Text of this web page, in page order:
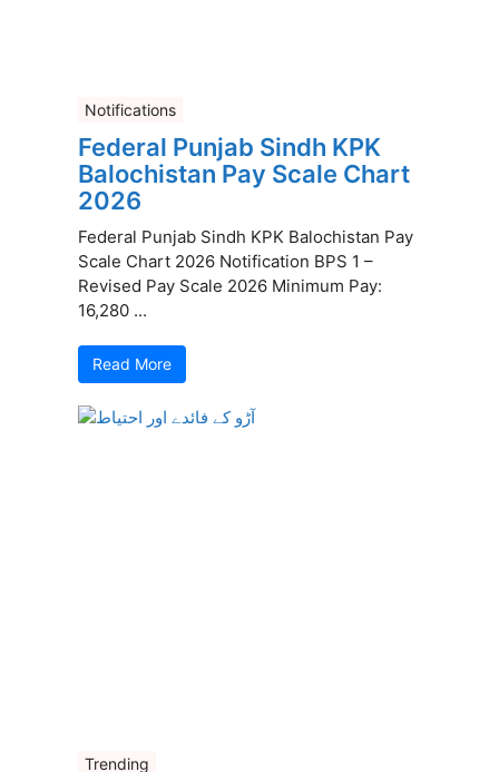
Notifications
Federal Punjab Sindh KPK
Balochistan Pay Scale Chart
2026
Federal Punjab Sindh KPK Balochistan Pay
Scale Chart 2026 Notification BPS 1 –
Revised Pay Scale 2026 Minimum Pay:
16,280 ...
Read More
Trending